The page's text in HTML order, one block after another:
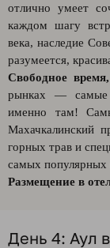
отлично умеет
каждом шагу
века, наследие
разумеется,
Свободное время,
рынках — самые
именно там!
Махачкалинский
горных трав и
самых
Размещение в
День 4: Аул